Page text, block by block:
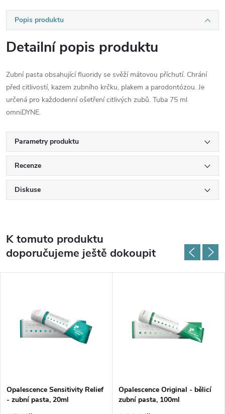
Popis produktu
Detailní popis produktu
Zubní pasta obsahující fluoridy se svěží mátovou příchutí. Chrání
před citlivostí, kazem zubního krčku, plakem a parodontózou. Je
určená pro každodenní ošetření citlivých zubů. Tuba 75 ml
omniDYNE.
Parametry produktu
Recenze
Diskuse
K tomuto produktu
doporučujeme ještě dokoupit
Opalescence Sensitivity Relief
- zubní pasta, 20ml
Opalescence Original - bělicí
zubní pasta, 100ml